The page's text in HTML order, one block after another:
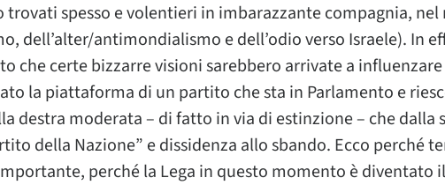
trovati spesso e volentieri in imbarazzante compagnia, nel
dell’alter/antimondialismo e dell’odio verso Israele). In
che certe bizzarre visioni sarebbero arrivate a
la piattaforma di un partito che sta in Parlamento e
destra moderata – di fatto in via di estinzione – che dalla
della Nazione” e dissidenza allo sbando. Ecco perché
perché la Lega in questo momento è diventato